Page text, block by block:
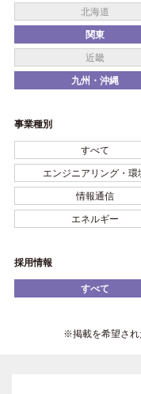
北海道
関東
近畿
九州・沖縄
事業種別
すべて
エンジニアリング・環
情報通信
エネルギー
採用情報
すべて
※掲載を希望され